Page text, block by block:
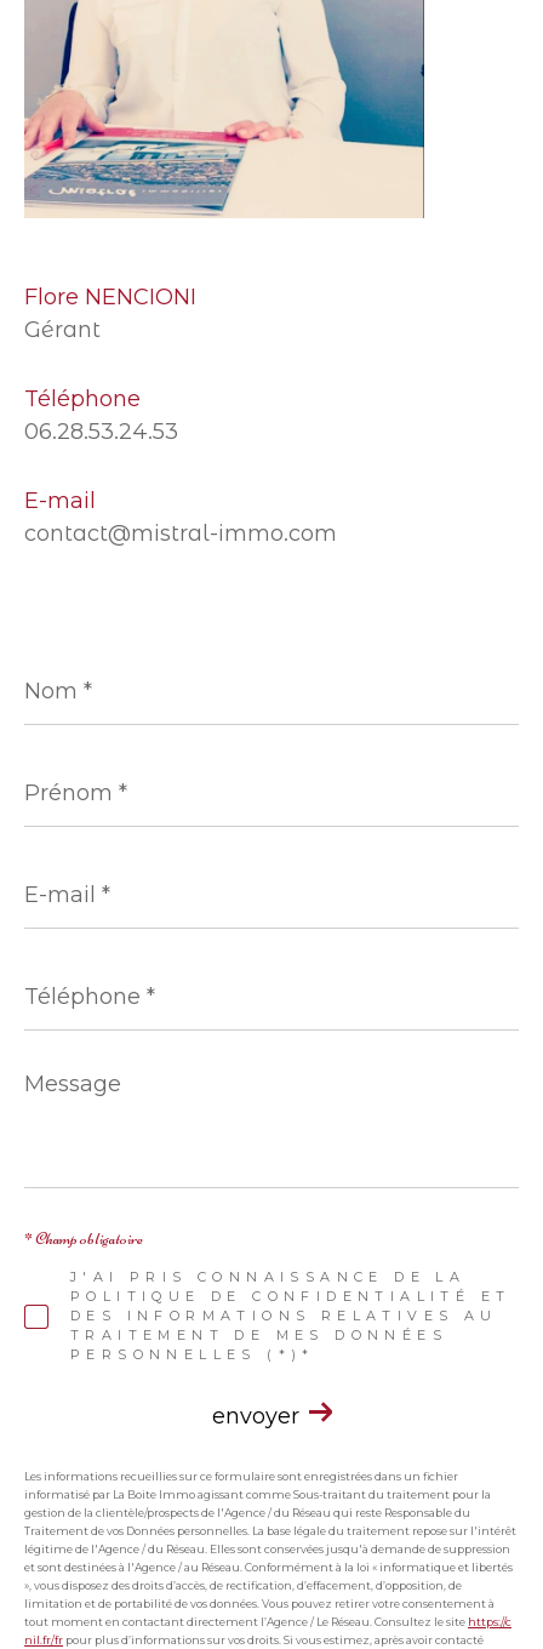
Flore NENCIONI
Gérant
Téléphone
06.28.53.24.53
E-mail
contact@mistral-immo.com
*
*
mail
*
*
Message
J'AI PRIS CONNAISSANCE DE LA
POLITIQUE DE CONFIDENTIALITÉ ET
DES INFORMATIONS RELATIVES AU
TRAITEMENT DE MES DONNÉES
PERSONNELLES (*)*
* Champ obligatoire
envoyer
Les informations recueillies sur ce formulaire sont enregistrées dans un fichier
informatisé par La Boite Immo agissant comme Sous-traitant du traitement pour la
gestion de la clientèle/prospects de l'Agence / du Réseau qui reste Responsable du
Traitement de vos Données personnelles. La base légale du traitement repose sur l'intérêt
légitime de l'Agence / du Réseau. Elles sont conservées jusqu'à demande de suppression
et sont destinées à l'Agence / au Réseau. Conformément à la loi « informatique et libertés
», vous disposez des droits d’accès, de rectification, d’effacement, d’opposition, de
limitation et de portabilité de vos données. Vous pouvez retirer votre consentement à
tout moment en contactant directement l’Agence / Le Réseau. Consultez le site https://c
nil.fr/fr pour plus d’informations sur vos droits. Si vous estimez, après avoir contacté